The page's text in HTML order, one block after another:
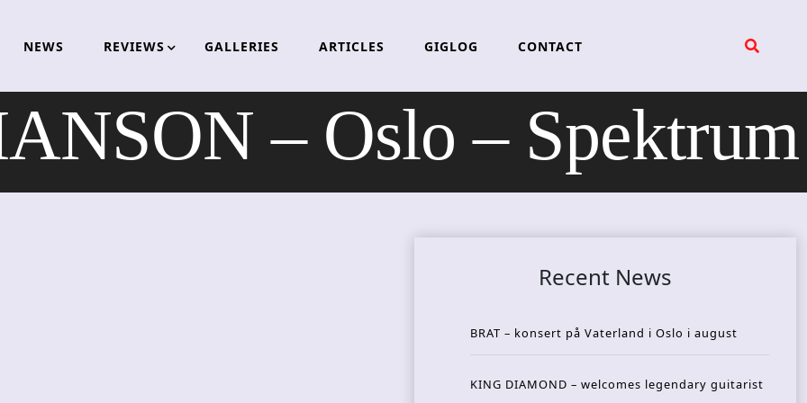
NEWS REVIEWS GALLERIES ARTICLES GIGLOG CONTACT
– Oslo – Spektrum
Recent News
BRAT – konsert på Vaterland i Oslo i august
KING DIAMOND – welcomes legendary guitarist